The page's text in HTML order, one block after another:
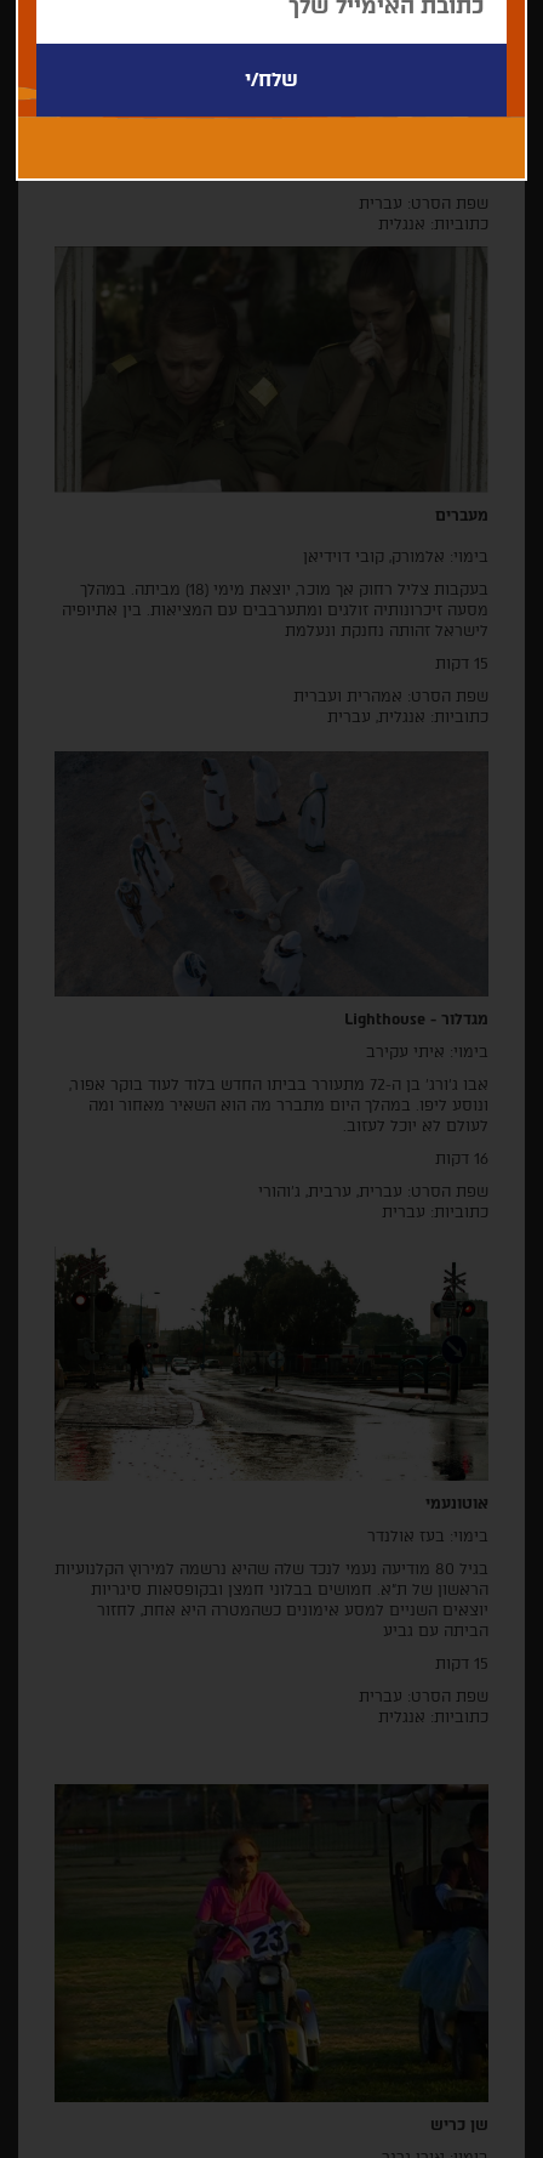
בימוי: גל רוזנבלוט
רותי, החיילת הכי טובה בכיתת הטירונות, מאוהבת במפקד שלה
מעבודה, היא נאבקת כדי לזכות בריתוק לסופ"ש, שיאפשר לה
שפת הסרט: עברית
כתוביות: אנגלית
מעברים
בימוי: אלמורק, קובי דוידיאן
בעקבות צליל רחוק אך מוכר, יוצאת מימי (18) מביתה. במהלך
מסעה זיכרונותיה זולגים ומתערבבים עם המציאות. בין אתיופיה
לישראל זהותה נחנקת ונעלמת
15 דקות
שפת הסרט: אמהרית ועברית
כתוביות: אנגלית, עברית
מגדלור - Lighthouse
בימוי: איתי עקירב
אבו ג'ורג' בן ה-72 מתעורר בביתו החדש בלוד לעוד בוקר אפור,
ונוסע ליפו. במהלך היום מתברר מה הוא השאיר מאחור ומה
לעולם לא יוכל לעזוב.
16 דקות
שפת הסרט: עברית, ערבית, ג'והורי
כתוביות: עברית
אוטונעמי
בימוי: בעז אולנדר
בגיל 80 מודיעה נעמי לנכד שלה שהיא נרשמה למירוץ הקלנועיות
הראשון של ת"א. חמושים בבלוני חמצן ובקופסאות סיגריות
יוצאים השניים למסע אימונים כשהמטרה היא אחת, לחזור
הביתה עם גביע
15 דקות
שפת הסרט: עברית
כתוביות: אנגלית
שן כריש